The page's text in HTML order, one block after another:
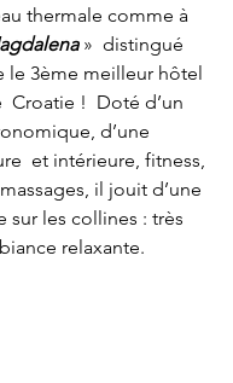
thermale comme à
»  distingué
le 3ème meilleur hôtel
!  Doté d’un
d’une
et intérieure, fitness,
il jouit d’une
les collines : très
relaxante.